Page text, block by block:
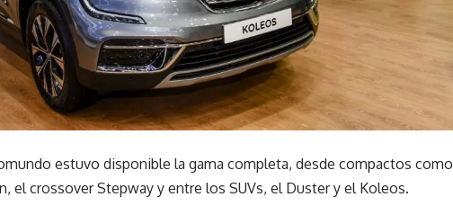
estuvo disponible la gama completa, desde compactos como
el crossover Stepway y entre los SUVs, el Duster y el Koleos.